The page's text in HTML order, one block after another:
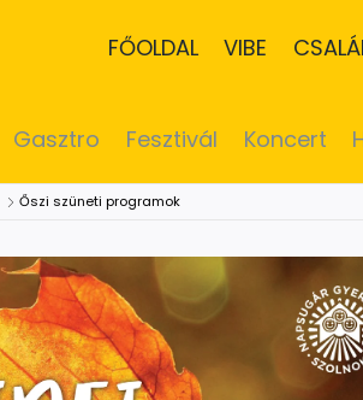
FŐOLDAL VIBE
Gasztro Fesztivál Koncert
Őszi szüneti programok